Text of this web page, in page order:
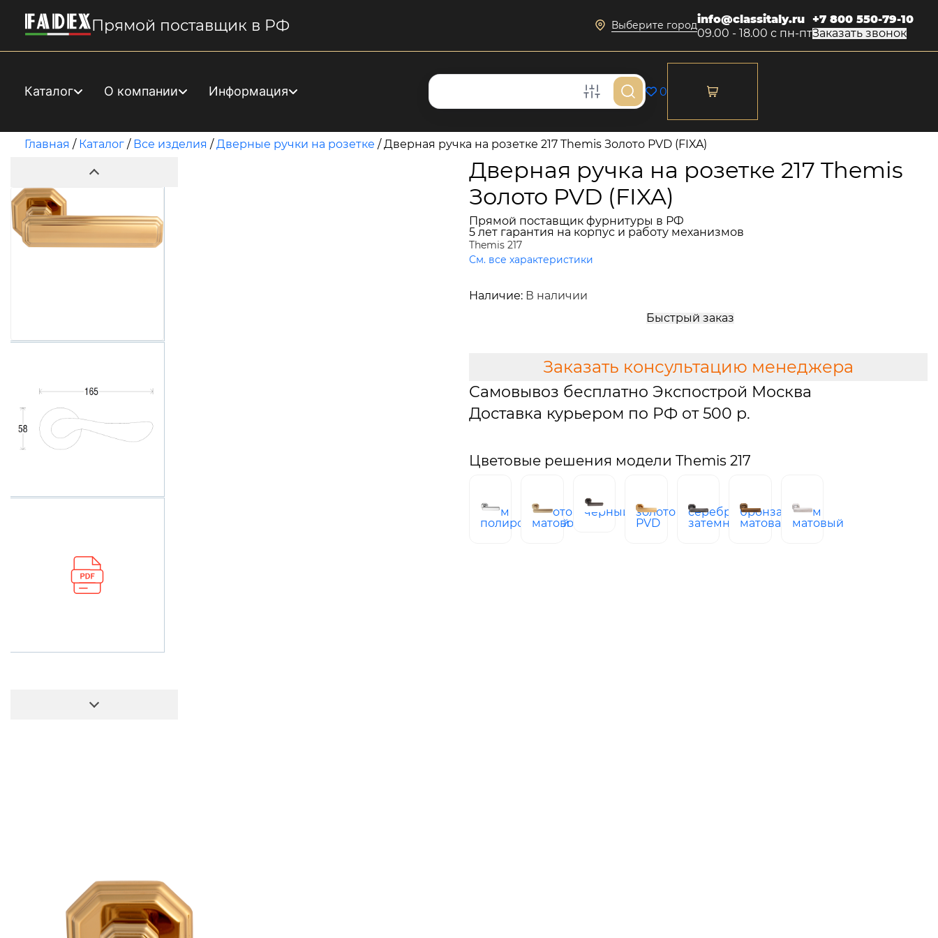
Прямой поставщик в РФ Выберите городinfo@classitaly.ru
09.00 - 18.00 с пн-пт
+7 800 550-79-10
Заказать звонок
Каталог О компании Информация 0
Главная / Каталог / Все изделия /Дверные ручки на розетке /Дверная ручка на розетке 217 Themis Золото PVD (FIXA)
Дверная ручка на розетке 217 Themis
Золото PVD (FIXA)
Прямой поставщик фурнитуры в РФ
5 лет гарантия на корпус и работу механизмов
Themis 217
См. все характеристики
Наличие: В наличии
Быстрый заказ
Заказать консультацию менеджера
Самовывоз бесплатно Экспострой Москва
Доставка курьером по РФ от 500 р.
Цветовые решения модели Themis 217
хром
полированный
Золото
матовое
черный
золото
PVD
серебро
затемненное
бронза
матовая
хром
матовый